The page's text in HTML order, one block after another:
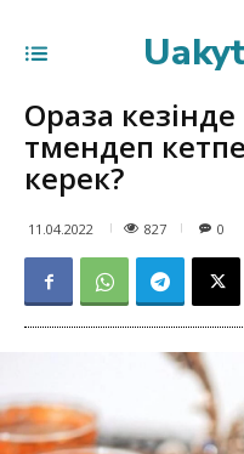
Ораза
төмендеп
керек?
11.04.2022 827 0